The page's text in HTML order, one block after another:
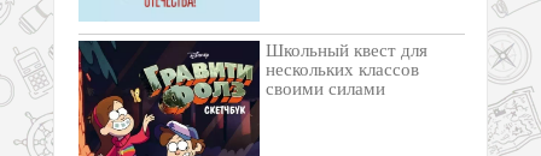
Школьный квест для
нескольких классов
своими силами